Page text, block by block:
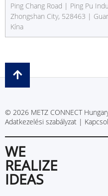
Ping Chang Road | Ping Pu
Zhongshan City, 528463 |
Kína
© 2026 METZ CONNECT
Adatkezelési szabályzat |
WE
REALIZE
IDEAS